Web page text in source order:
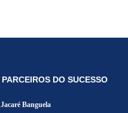
PARCEIROS DO SUCESSO
Jacaré Banguela